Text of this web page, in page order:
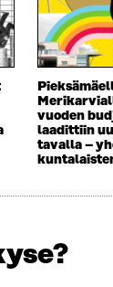
vuoden
laadittiin
tavalla –